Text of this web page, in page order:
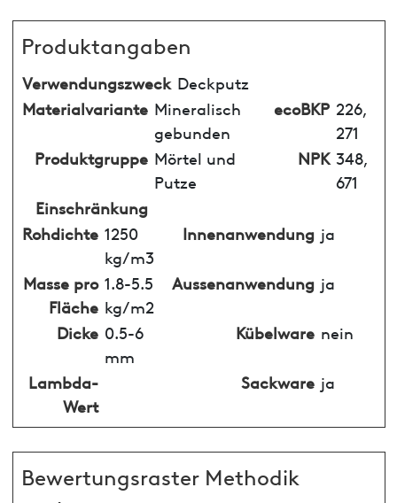
Produktangaben
Verwendungszweck Deckputz
Materialvariante Mineralisch
gebunden
ecoBKP 226,
271
Produktgruppe Mörtel und
Putze
NPK 348,
671
Einschränkung
Rohdichte 1250
kg/m3
Innenanwendung ja
Masse pro
Fläche
1.8-5.5
kg/m2
Aussenanwendung ja
Dicke 0.5-6
mm
Kübelware nein
Lambda-
Wert
Sackware ja
Bewertungsraster Methodik